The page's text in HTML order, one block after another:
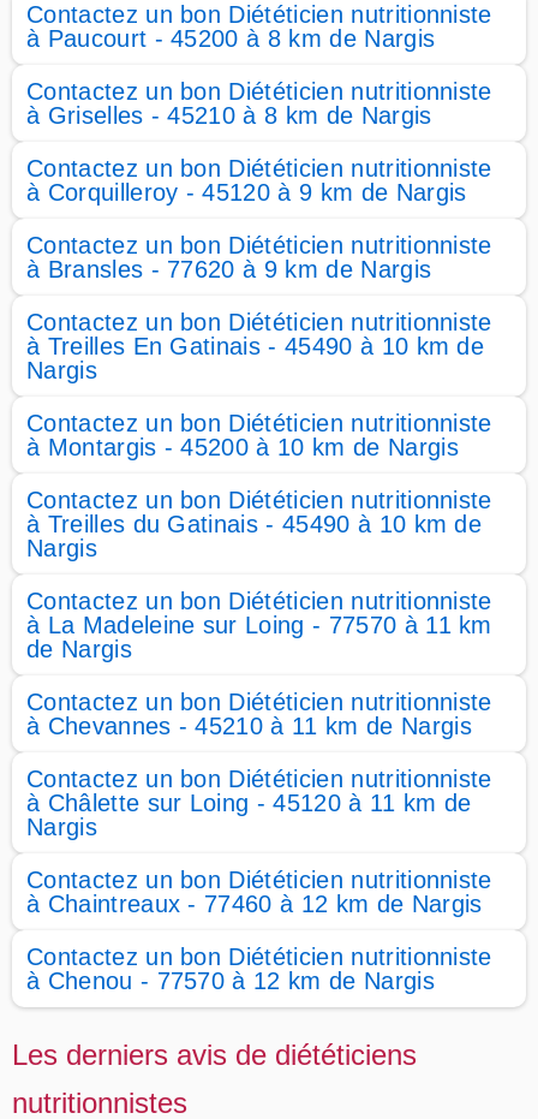
Contactez un bon Diététicien nutritionniste
à Paucourt - 45200 à 8 km de Nargis
Contactez un bon Diététicien nutritionniste
à Griselles - 45210 à 8 km de Nargis
Contactez un bon Diététicien nutritionniste
à Corquilleroy - 45120 à 9 km de Nargis
Contactez un bon Diététicien nutritionniste
à Bransles - 77620 à 9 km de Nargis
Contactez un bon Diététicien nutritionniste
à Treilles En Gatinais - 45490 à 10 km de
Nargis
Contactez un bon Diététicien nutritionniste
à Montargis - 45200 à 10 km de Nargis
Contactez un bon Diététicien nutritionniste
à Treilles du Gatinais - 45490 à 10 km de
Nargis
Contactez un bon Diététicien nutritionniste
à La Madeleine sur Loing - 77570 à 11 km
de Nargis
Contactez un bon Diététicien nutritionniste
à Chevannes - 45210 à 11 km de Nargis
Contactez un bon Diététicien nutritionniste
à Châlette sur Loing - 45120 à 11 km de
Nargis
Contactez un bon Diététicien nutritionniste
à Chaintreaux - 77460 à 12 km de Nargis
Contactez un bon Diététicien nutritionniste
à Chenou - 77570 à 12 km de Nargis
Les derniers avis de diététiciens
nutritionnistes